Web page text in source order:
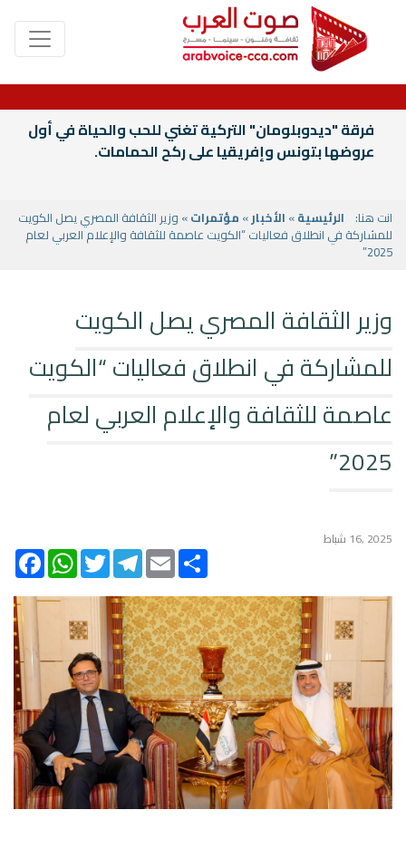
فرقة "ديدوبلومان" التركية تغني للحب والحياة في أول
عروضها بتونس وإفريقيا على ركح الحمامات.
انت هنا: الرئيسية» الأخبار» مؤتمرات» وزير الثقافة المصري يصل الكويت
للمشاركة في انطلاق فعاليات “الكويت عاصمة للثقافة والإعلام العربي لعام
2025”
وزير الثقافة المصري يصل الكويت
للمشاركة في انطلاق فعاليات “الكويت
عاصمة للثقافة والإعلام العربي لعام
2025”
2025 ,16 شباط
WhatsAppTwitterTelegramEmailShare